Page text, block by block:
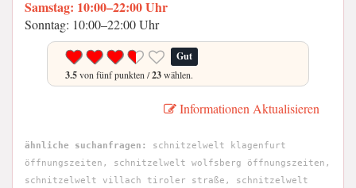
Samstag: 10:00–22:00 Uhr
Sonntag: 10:00–22:00 Uhr
Gut
3.5von fünf punkten /23wählen.
Informationen Aktualisieren
ähnliche suchanfragen:
schnitzelwelt klagenfurt
öffnungszeiten, schnitzelwelt wolfsberg öffnungszeiten,
schnitzelwelt villach tiroler straße, schnitzelwelt